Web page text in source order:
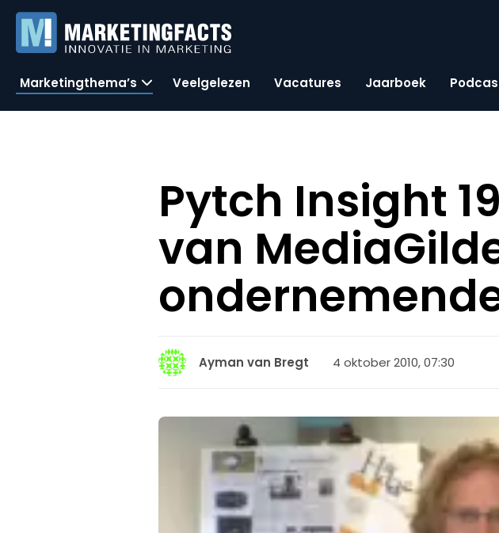
Marketingthema’s Veelgelezen Vacatures Jaarboek
Pytch Insight
van
Ayman van Bregt 4 oktober 2010, 07:30